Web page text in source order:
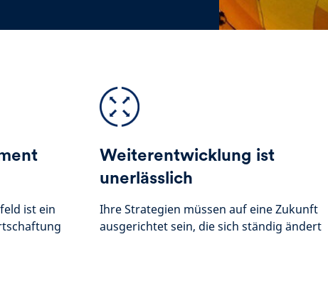
ist ein
Weiterentwicklung ist
unerlässlich
Ihre Strategien müssen auf eine Zukunft
ausgerichtet sein, die sich ständig ändert